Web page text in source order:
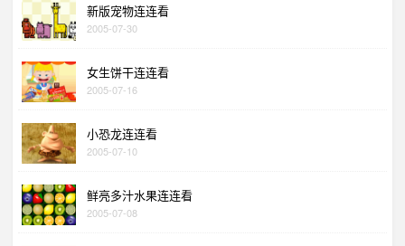
新版宠物连连看
2005-07-30
女生饼干连连看
2005-07-16
小恐龙连连看
2005-07-10
鲜亮多汁水果连连看
2005-07-08